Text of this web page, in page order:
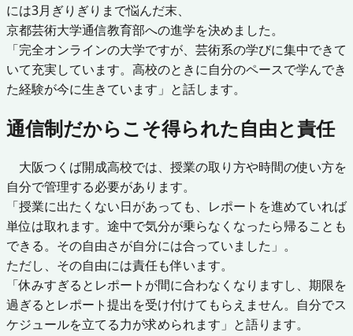
には3月ぎりぎりまで悩んだ末、
京都芸術大学通信教育部への進学を決めました。
「完全オンラインの大学ですが、芸術系の学びに集中できて
いて充実しています。高校のときに自分のペースで学んでき
た経験が今に生きています」と話します。
通信制だからこそ得られた自由と責任
大阪つくば開成高校では、授業の取り方や時間の使い方を
自分で管理する必要があります。
「授業に出たくない日があっても、レポートを進めていれば
単位は取れます。途中で気分が乗らなくなったら帰ることも
できる。その自由さが自分には合っていました」。
ただし、その自由には責任も伴います。
「休みすぎるとレポートが間に合わなくなりますし、期限を
過ぎるとレポート提出を受け付けてもらえません。自分でス
ケジュールを立てる力が求められます」と語ります。